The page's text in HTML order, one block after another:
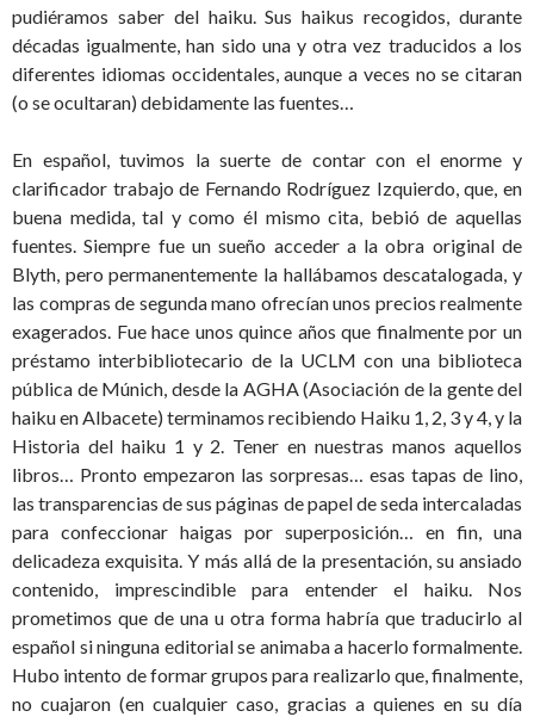
pudiéramos saber del haiku. Sus haikus recogidos, durante
décadas igualmente, han sido una y otra vez traducidos a los
diferentes idiomas occidentales, aunque a veces no se citaran
(o se ocultaran) debidamente las fuentes…
En español, tuvimos la suerte de contar con el enorme y
clarificador trabajo de Fernando Rodríguez Izquierdo, que, en
buena medida, tal y como él mismo cita, bebió de aquellas
fuentes. Siempre fue un sueño acceder a la obra original de
Blyth, pero permanentemente la hallábamos descatalogada, y
las compras de segunda mano ofrecían unos precios realmente
exagerados. Fue hace unos quince años que finalmente por un
préstamo interbibliotecario de la UCLM con una biblioteca
pública de Múnich, desde la AGHA (Asociación de la gente del
haiku en Albacete) terminamos recibiendo Haiku 1, 2, 3 y 4, y la
Historia del haiku 1 y 2. Tener en nuestras manos aquellos
libros… Pronto empezaron las sorpresas… esas tapas de lino,
las transparencias de sus páginas de papel de seda intercaladas
para confeccionar haigas por superposición… en fin, una
delicadeza exquisita. Y más allá de la presentación, su ansiado
contenido, imprescindible para entender el haiku. Nos
prometimos que de una u otra forma habría que traducirlo al
español si ninguna editorial se animaba a hacerlo formalmente.
Hubo intento de formar grupos para realizarlo que, finalmente,
no cuajaron (en cualquier caso, gracias a quienes en su día